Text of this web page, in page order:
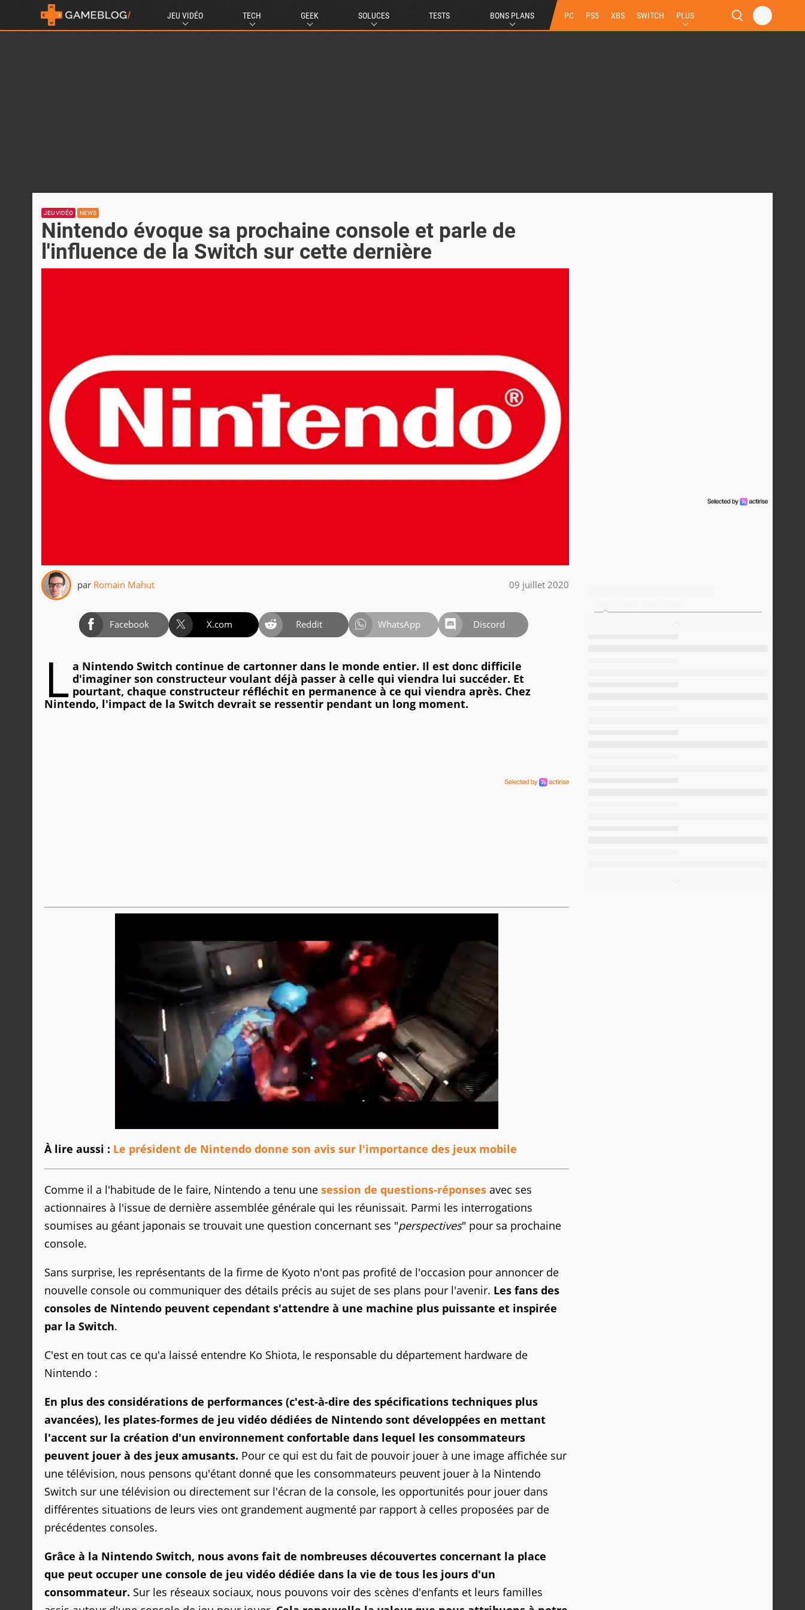
JEU VIDÉO TECH GEEK SOLUCES TESTS BONS PLANS PC PS5 XBS SWITCH PLUS
JEU VIDÉO NEWS
Nintendo évoque sa prochaine console et parle de
l'influence de la Switch sur cette dernière
par Romain Mahut 09 juillet 2020
Facebook X.com Reddit WhatsApp Discord
L a Nintendo Switch continue de cartonner dans le monde entier. Il est donc difficile
d'imaginer son constructeur voulant déjà passer à celle qui viendra lui succéder. Et
pourtant, chaque constructeur réfléchit en permanence à ce qui viendra après. Chez
Nintendo, l'impact de la Switch devrait se ressentir pendant un long moment.
À lire aussi : Le président de Nintendo donne son avis sur l'importance des jeux mobile
Comme il a l'habitude de le faire, Nintendo a tenu une session de questions-réponses avec ses
actionnaires à l'issue de dernière assemblée générale qui les réunissait. Parmi les interrogations
soumises au géant japonais se trouvait une question concernant ses "perspectives" pour sa prochaine
console.
Sans surprise, les représentants de la firme de Kyoto n'ont pas profité de l'occasion pour annoncer de
nouvelle console ou communiquer des détails précis au sujet de ses plans pour l'avenir. Les fans des
consoles de Nintendo peuvent cependant s'attendre à une machine plus puissante et inspirée
par la Switch.
C'est en tout cas ce qu'a laissé entendre Ko Shiota, le responsable du département hardware de
Nintendo :
En plus des considérations de performances (c'est-à-dire des spécifications techniques plus
avancées), les plates-formes de jeu vidéo dédiées de Nintendo sont développées en mettant
l'accent sur la création d'un environnement confortable dans lequel les consommateurs
peuvent jouer à des jeux amusants. Pour ce qui est du fait de pouvoir jouer à une image affichée sur
une télévision, nous pensons qu'étant donné que les consommateurs peuvent jouer à la Nintendo
Switch sur une télévision ou directement sur l'écran de la console, les opportunités pour jouer dans
différentes situations de leurs vies ont grandement augmenté par rapport à celles proposées par de
précédentes consoles.
Grâce à la Nintendo Switch, nous avons fait de nombreuses découvertes concernant la place
que peut occuper une console de jeu vidéo dédiée dans la vie de tous les jours d'un
consommateur. Sur les réseaux sociaux, nous pouvons voir des scènes d'enfants et leurs familles